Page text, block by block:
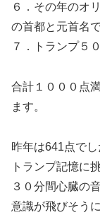
６．その年のオ
の首都と元首名で
７．トランプ５
合計１０００点
ます。
昨年は641点で
トランプ記憶に
３０分間心臓の
意識が飛びそう